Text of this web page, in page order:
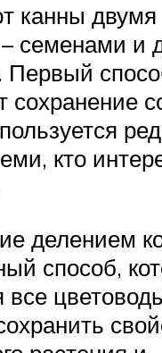
канны двумя
семенами и
Первый
сохранение
кто
делением
способ,
все